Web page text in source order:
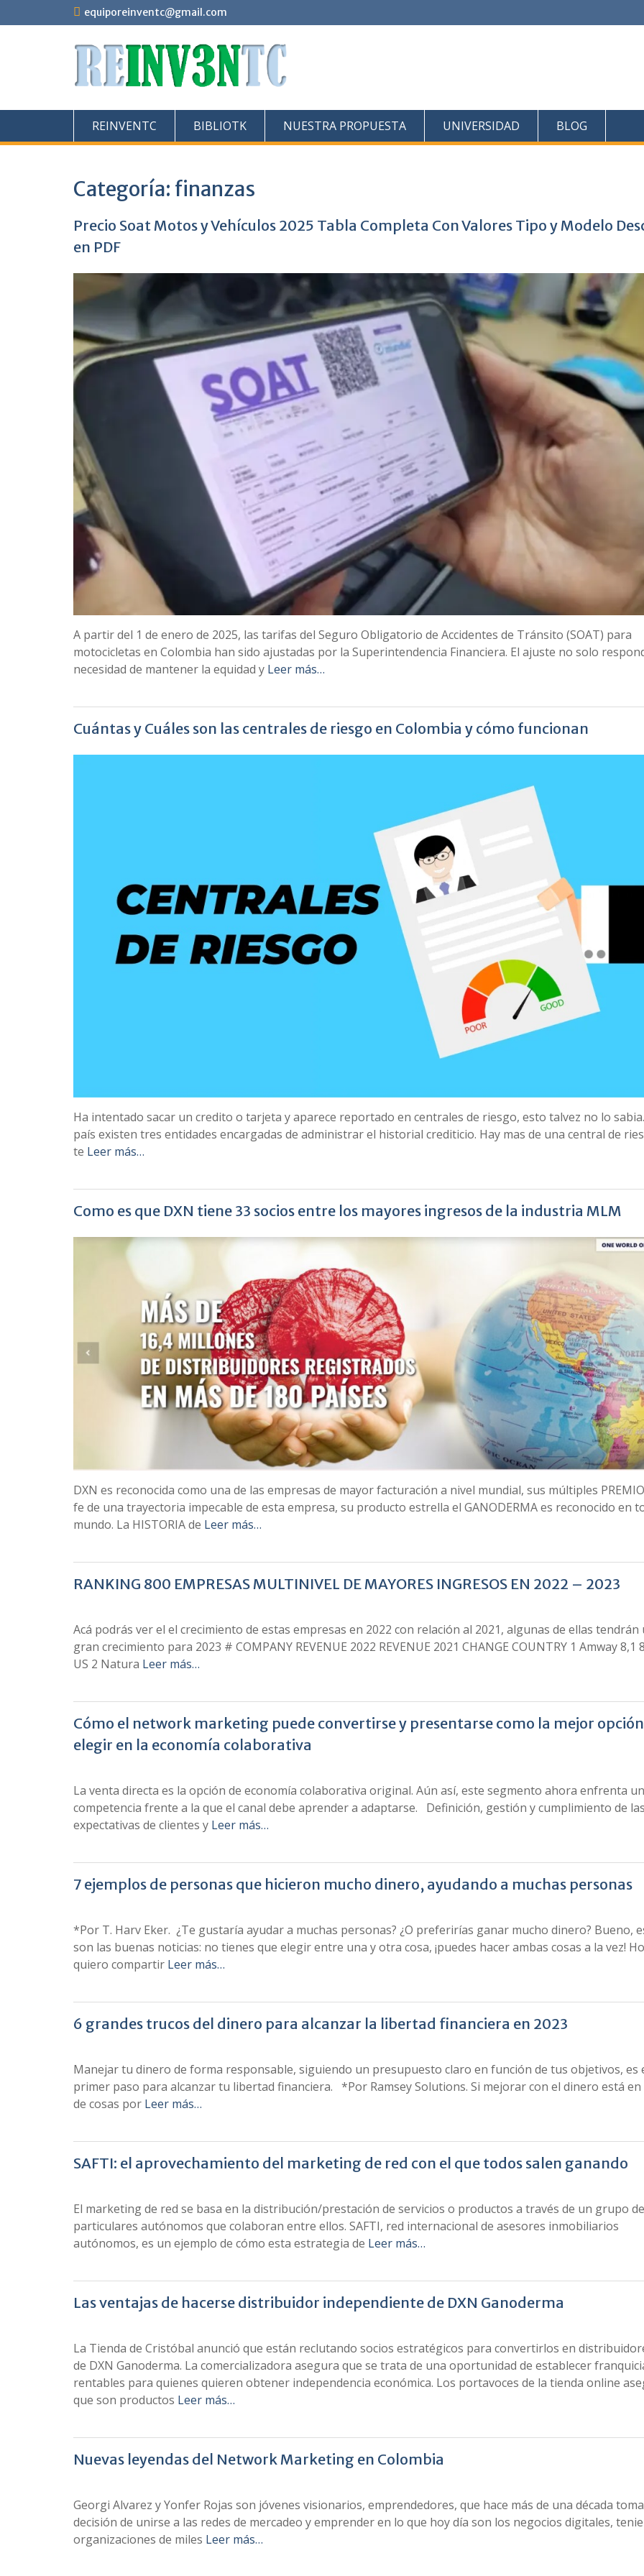
al
equiporeinventc@gmail.com
REINVENTC BIBLIOTK NUESTRA PROPUESTA UNIVERSIDAD BLOG
Categoría: finanzas
Precio Soat Motos y Vehículos 2025 Tabla Completa Con Valores Tipo y Modelo
en PDF
A partir del 1 de enero de 2025, las tarifas del Seguro Obligatorio de Accidentes de Tránsito (SOAT) para
motocicletas en Colombia han sido ajustadas por la Superintendencia Financiera. El ajuste no solo
necesidad de mantener la equidad y Leer más…
Cuántas y Cuáles son las centrales de riesgo en Colombia y cómo funcionan
Ha intentado sacar un credito o tarjeta y aparece reportado en centrales de riesgo, esto talvez no lo
país existen tres entidades encargadas de administrar el historial crediticio. Hay mas de una central de
te Leer más…
Como es que DXN tiene 33 socios entre los mayores ingresos de la industria MLM
DXN es reconocida como una de las empresas de mayor facturación a nivel mundial, sus múltiples
fe de una trayectoria impecable de esta empresa, su producto estrella el GANODERMA es reconocido en
mundo. La HISTORIA de Leer más…
RANKING 800 EMPRESAS MULTINIVEL DE MAYORES INGRESOS EN 2022 – 2023
Acá podrás ver el el crecimiento de estas empresas en 2022 con relación al 2021, algunas de ellas tendrán
gran crecimiento para 2023 # COMPANY REVENUE 2022 REVENUE 2021 CHANGE COUNTRY 1 Amway 8,1
US 2 Natura Leer más…
Cómo el network marketing puede convertirse y presentarse como la mejor
elegir en la economía colaborativa
La venta directa es la opción de economía colaborativa original. Aún así, este segmento ahora enfrenta
competencia frente a la que el canal debe aprender a adaptarse. Definición, gestión y cumplimiento de las
expectativas de clientes y Leer más…
7 ejemplos de personas que hicieron mucho dinero, ayudando a muchas personas
*Por T. Harv Eker. ¿Te gustaría ayudar a muchas personas? ¿O preferirías ganar mucho dinero? Bueno,
son las buenas noticias: no tienes que elegir entre una y otra cosa, ¡puedes hacer ambas cosas a la vez!
quiero compartir Leer más…
6 grandes trucos del dinero para alcanzar la libertad financiera en 2023
Manejar tu dinero de forma responsable, siguiendo un presupuesto claro en función de tus objetivos, es
primer paso para alcanzar tu libertad financiera. *Por Ramsey Solutions. Si mejorar con el dinero está
de cosas por Leer más…
SAFTI: el aprovechamiento del marketing de red con el que todos salen ganando
El marketing de red se basa en la distribución/prestación de servicios o productos a través de un grupo de
particulares autónomos que colaboran entre ellos. SAFTI, red internacional de asesores inmobiliarios
autónomos, es un ejemplo de cómo esta estrategia de Leer más…
Las ventajas de hacerse distribuidor independiente de DXN Ganoderma
La Tienda de Cristóbal anunció que están reclutando socios estratégicos para convertirlos en
de DXN Ganoderma. La comercializadora asegura que se trata de una oportunidad de establecer
rentables para quienes quieren obtener independencia económica. Los portavoces de la tienda online
que son productos Leer más…
Nuevas leyendas del Network Marketing en Colombia
Georgi Alvarez y Yonfer Rojas son jóvenes visionarios, emprendedores, que hace más de una década
decisión de unirse a las redes de mercadeo y emprender en lo que hoy día son los negocios digitales,
organizaciones de miles Leer más…